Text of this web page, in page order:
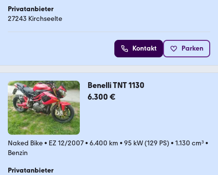
Privatanbieter
27243 Kirchseelte
Kontakt Parken
Benelli TNT 1130
6.300 €
Naked Bike• EZ 12/2007• 6.400 km • 95 kW (129 PS) • 1.130 cm³•
Benzin
Privatanbieter